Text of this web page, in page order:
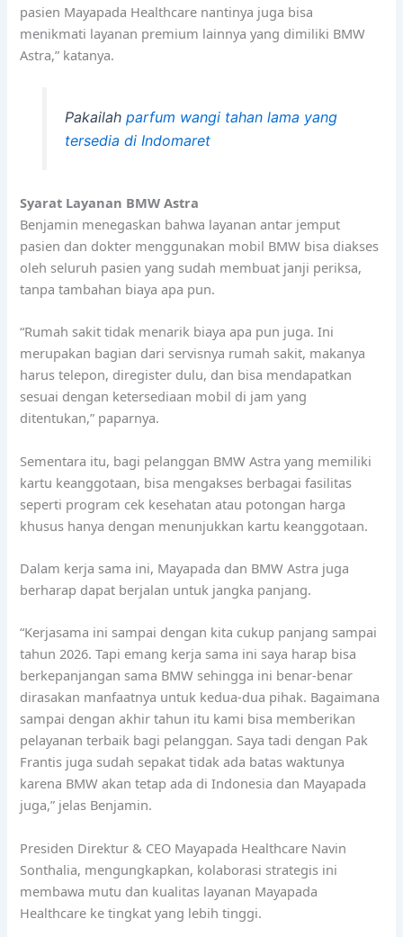
pasien Mayapada Healthcare nantinya juga bisa
menikmati layanan premium lainnya yang dimiliki BMW
Astra,” katanya.
Pakailah parfum wangi tahan lama yang
tersedia di Indomaret
Syarat Layanan BMW Astra
Benjamin menegaskan bahwa layanan antar jemput
pasien dan dokter menggunakan mobil BMW bisa diakses
oleh seluruh pasien yang sudah membuat janji periksa,
tanpa tambahan biaya apa pun.
“Rumah sakit tidak menarik biaya apa pun juga. Ini
merupakan bagian dari servisnya rumah sakit, makanya
harus telepon, diregister dulu, dan bisa mendapatkan
sesuai dengan ketersediaan mobil di jam yang
ditentukan,” paparnya.
Sementara itu, bagi pelanggan BMW Astra yang memiliki
kartu keanggotaan, bisa mengakses berbagai fasilitas
seperti program cek kesehatan atau potongan harga
khusus hanya dengan menunjukkan kartu keanggotaan.
Dalam kerja sama ini, Mayapada dan BMW Astra juga
berharap dapat berjalan untuk jangka panjang.
“Kerjasama ini sampai dengan kita cukup panjang sampai
tahun 2026. Tapi emang kerja sama ini saya harap bisa
berkepanjangan sama BMW sehingga ini benar-benar
dirasakan manfaatnya untuk kedua-dua pihak. Bagaimana
sampai dengan akhir tahun itu kami bisa memberikan
pelayanan terbaik bagi pelanggan. Saya tadi dengan Pak
Frantis juga sudah sepakat tidak ada batas waktunya
karena BMW akan tetap ada di Indonesia dan Mayapada
juga,” jelas Benjamin.
Presiden Direktur & CEO Mayapada Healthcare Navin
Sonthalia, mengungkapkan, kolaborasi strategis ini
membawa mutu dan kualitas layanan Mayapada
Healthcare ke tingkat yang lebih tinggi.